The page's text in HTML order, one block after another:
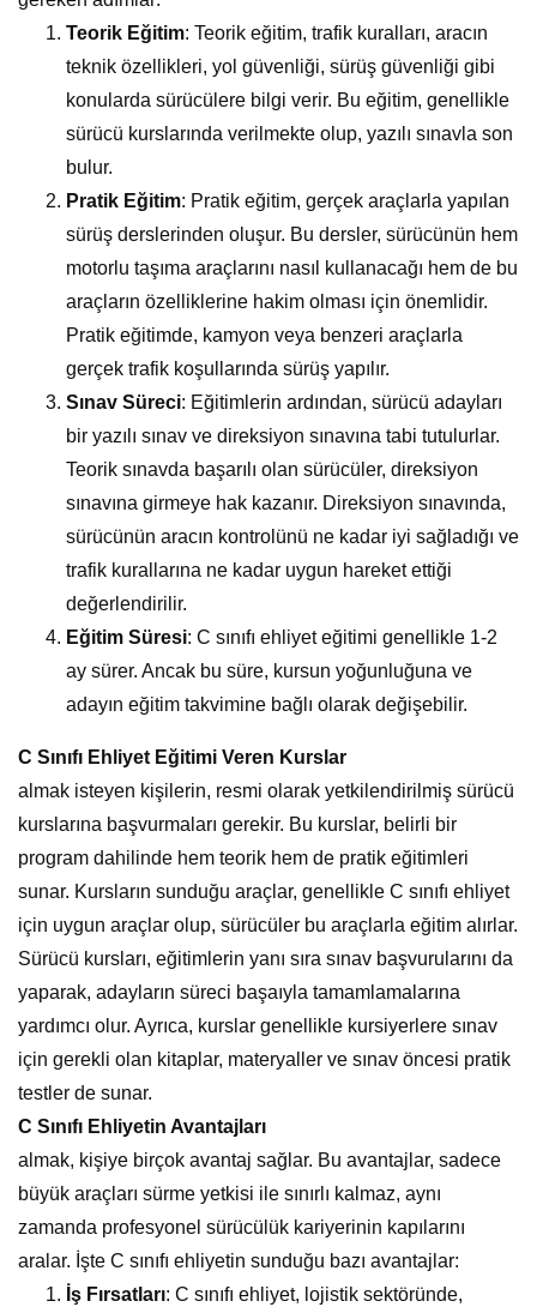
Teorik Eğitim: Teorik eğitim, trafik kuralları, aracın
teknik özellikleri, yol güvenliği, sürüş güvenliği gibi
konularda sürücülere bilgi verir. Bu eğitim, genellikle
sürücü kurslarında verilmekte olup, yazılı sınavla son
bulur.
Pratik Eğitim: Pratik eğitim, gerçek araçlarla yapılan
sürüş derslerinden oluşur. Bu dersler, sürücünün hem
motorlu taşıma araçlarını nasıl kullanacağı hem de bu
araçların özelliklerine hakim olması için önemlidir.
Pratik eğitimde, kamyon veya benzeri araçlarla
gerçek trafik koşullarında sürüş yapılır.
Sınav Süreci: Eğitimlerin ardından, sürücü adayları
bir yazılı sınav ve direksiyon sınavına tabi tutulurlar.
Teorik sınavda başarılı olan sürücüler, direksiyon
sınavına girmeye hak kazanır. Direksiyon sınavında,
sürücünün aracın kontrolünü ne kadar iyi sağladığı ve
trafik kurallarına ne kadar uygun hareket ettiği
değerlendirilir.
Eğitim Süresi: C sınıfı ehliyet eğitimi genellikle 1-2
ay sürer. Ancak bu süre, kursun yoğunluğuna ve
adayın eğitim takvimine bağlı olarak değişebilir.
C Sınıfı Ehliyet Eğitimi Veren Kurslar
almak isteyen kişilerin, resmi olarak yetkilendirilmiş sürücü
kurslarına başvurmaları gerekir. Bu kurslar, belirli bir
program dahilinde hem teorik hem de pratik eğitimleri
sunar. Kursların sunduğu araçlar, genellikle C sınıfı ehliyet
için uygun araçlar olup, sürücüler bu araçlarla eğitim alırlar.
Sürücü kursları, eğitimlerin yanı sıra sınav başvurularını da
yaparak, adayların süreci başaıyla tamamlamalarına
yardımcı olur. Ayrıca, kurslar genellikle kursiyerlere sınav
için gerekli olan kitaplar, materyaller ve sınav öncesi pratik
testler de sunar.
C Sınıfı Ehliyetin Avantajları
almak, kişiye birçok avantaj sağlar. Bu avantajlar, sadece
büyük araçları sürme yetkisi ile sınırlı kalmaz, aynı
zamanda profesyonel sürücülük kariyerinin kapılarını
aralar. İşte C sınıfı ehliyetin sunduğu bazı avantajlar:
İş Fırsatları: C sınıfı ehliyet, lojistik sektöründe,